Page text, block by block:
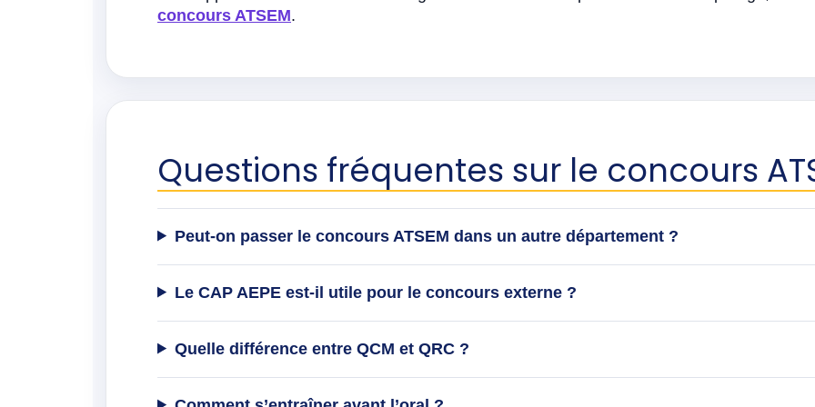
concours ATSEM.
Questions fréquentes sur le concours
Peut-on passer le concours ATSEM dans un autre département ?
Le CAP AEPE est-il utile pour le concours externe ?
Quelle différence entre QCM et QRC ?